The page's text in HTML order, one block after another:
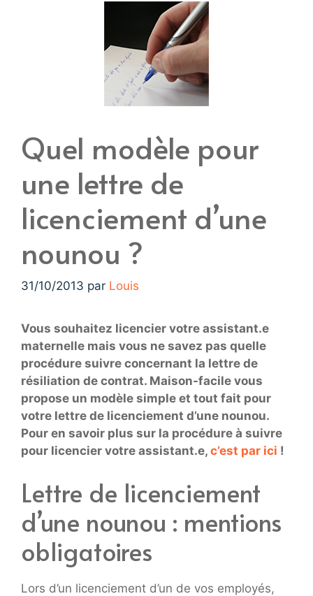
Quel modèle pour
une lettre de
licenciement d’une
nounou ?
31/10/2013 par Louis
Vous souhaitez licencier votre assistant.e
maternelle mais vous ne savez pas quelle
procédure suivre concernant la lettre de
résiliation de contrat. Maison-facile vous
propose un modèle simple et tout fait pour
votre lettre de licenciement d’une nounou.
Pour en savoir plus sur la procédure à suivre
pour licencier votre assistant.e, c’est par ici !
Lettre de licenciement
d’une nounou : mentions
obligatoires
Lors d’un licenciement d’un de vos employés,